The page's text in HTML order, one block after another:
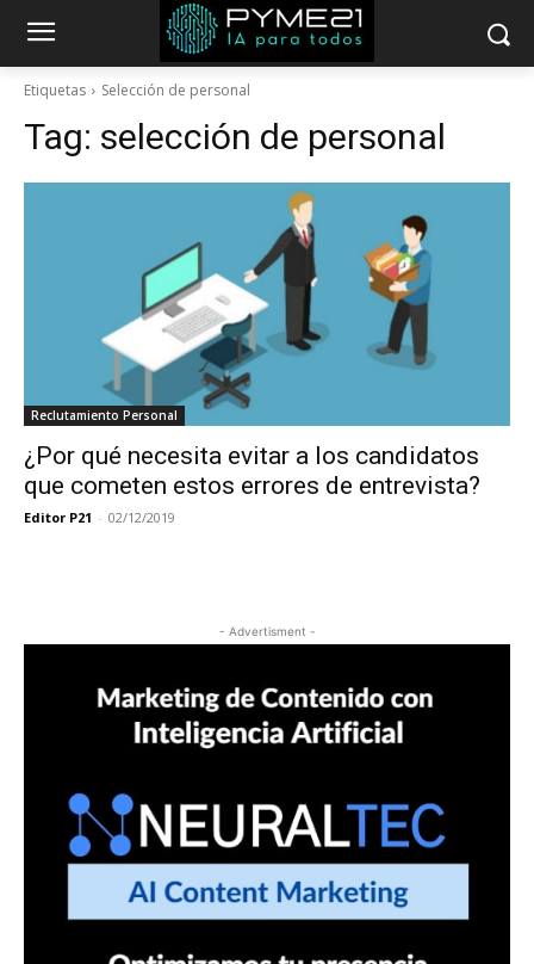
Etiquetas Selección de personal
Tag: selección de personal
Reclutamiento Personal
¿Por qué necesita evitar a los candidatos
que cometen estos errores de entrevista?
Editor P21 - 02/12/2019
- Advertisment -